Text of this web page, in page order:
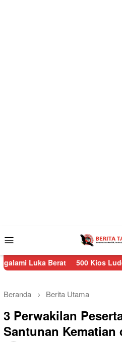
Mobile
Berat 500 Kios Ludes, Polres
Beranda Berita Utama
3 Perwakilan
Santunan Kematian